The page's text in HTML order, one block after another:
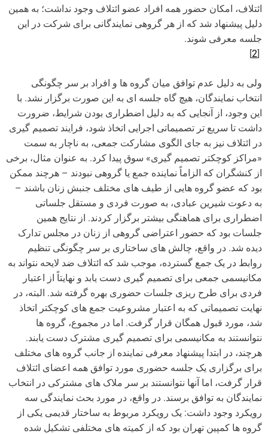
ائتلاف، امکان حضور همه افراد عضو ائتلاف وجود نداشت؛ به همین
دلیل پیشنهاد شد که از هر گروهی نمایندگانی برای شرکت در این
جلسه معرفی شوند.
[
2
]
ولی به دلیل عدم توافق میان گروه ها و افراد بر سر چگونگی
انتخاب نمایندگان، هیچ گاه جلسه ای به این صورت برگزار نشد. با
این وجود، از آنجایی که به دلیل اضطراری بودن شرایط، ضرورت
داشت تا سریع تر تصمیماتی اجرایی اتخاذ شود، فرایند تصمیم گیری
در ائتلاف نیز به جای الگوی مشارکت جمعی، به ناچار به سمت
«مراکز کوچکتر تصمیم گیری» سوق پیدا کرد. به عنوان مثال، برخی
از کنشگران که الزاماً نماینده جمع یا گروهی نبودند – هرچند ممکن
بود که عضو گروه هایی از طیف های مختلف جنبش زنان باشند –
به دعوت شیرین عبادی، به صورت فردی و مستقل جلساتی
اضطراری برای هماهنگی بیشتر برگزار کردند. از نتایج همین
جلسات بود که حضور اعتراضی گروهی از زنان در مجلس تدارک
دیده شد. در واقع، چالش های ساختاری بر سر چگونگی تنظیم
روابط در یک جمع گسترده، موجب شد که ائتلاف ضد لایحه نتواند به
مکانیسمی جمعی برای تصمیم گیری دست یابد و نهایتاً از اعتبار
فردی برای طرح ریزی جلسات حضوری بهره گرفته شد. البته، در
نهایت تصمیماتی که به اعتبار مشروعیت جمع های کوچکتر اتخاذ
شد، مورد قبول همگان قرار گرفت. اما در مجموع، گروه ها
نتوانستند به مکانیسمی برای تصمیم گیری مشترک دست یابند.
هرچند، در ابتدا پیشنهاد معرفی نماینده از جانب گروه های مختلف
برای برگزاری یک جلسه حضوری مورد توافق همه اعضای ائتلاف
قرار گرفت، اما آنها نتوانستند بر سر ملاک های مشترکی در انتخاب
نمایندگان به توافق برسند. در واقع، در مورد بحث نمایندگی سه
رویکرد وجود داشت: یک رویکرد مربوط به ساختار قدیمی یکی از
گروه ها کمپین تهران بود که از کمیته های مختلفی تشکیل شده